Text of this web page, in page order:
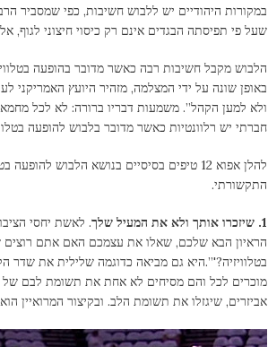
במקורות היהודיים יש ללבוש חשיבות, כפי שמסביר
שעל פי תפיסתה הבגדים אינם רק כיסוי חיצוני
הלבוש מקבל חשיבות רבה כאשר מדובר בהופעה
באופן שונה על ידי המצלמה, מזהיר היועץ האמריקני
ולא למען הקהל”. משמעות דבריו ברורה: לא לכל
חברתי יש רלוונטיות כאשר מדובר בלבוש להופעה
להלן אפוא 12 טיפים בסיסיים בנושא הלבוש
התקשורתי.
1. שיזכרו אותך ולא את המעיל שלך
. לאשת יחסי
הראיון הבא שלכם, שאלו את עצמכם האם אתם רוצים
בטלוויזיה?'”.היא גם מביאה כדוגמה שלילית את שדר
מוכרים לכל והם מסיחים לא אחת את תשומת לבם של
אביזרים, שיגזלו את תשומת הלב. ובקיצור המרואיין